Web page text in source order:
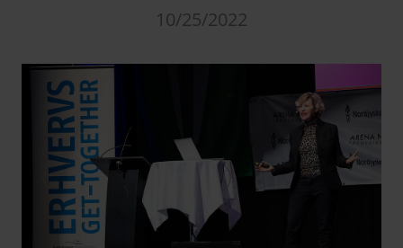
10/25/2022